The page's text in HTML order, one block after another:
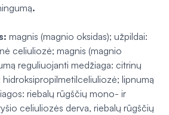
.
magnis (magnio oksidas); užpildai:
celiuliozė; magnis (magnio
reguliuojanti medžiaga: citrinų
hidroksipropilmetilceliuliozė; lipnumą
riebalų rūgščių mono- ir
celiuliozės derva, riebalų rūgščių